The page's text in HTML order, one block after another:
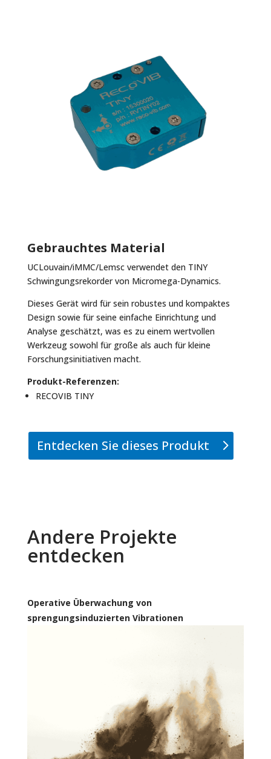
Gebrauchtes Material
UCLouvain/iMMC/Lemsc verwendet den TINY
Schwingungsrekorder von Micromega-Dynamics.
Dieses Gerät wird für sein robustes und kompaktes
Design sowie für seine einfache Einrichtung und
Analyse geschätzt, was es zu einem wertvollen
Werkzeug sowohl für große als auch für kleine
Forschungsinitiativen macht.
Produkt-Referenzen:
RECOVIB TINY
Entdecken Sie dieses Produkt
Andere Projekte
entdecken
Operative Überwachung von
sprengungsinduzierten Vibrationen